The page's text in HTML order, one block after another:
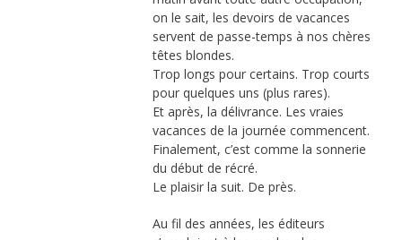
on le sait, les devoirs de vacances
servent de passe-temps à nos chères
têtes blondes.
Trop longs pour certains. Trop courts
pour quelques uns (plus rares).
Et après, la délivrance. Les vraies
vacances de la journée commencent.
Finalement, c’est comme la sonnerie
du début de récré.
Le plaisir la suit. De près.
Au fil des années, les éditeurs